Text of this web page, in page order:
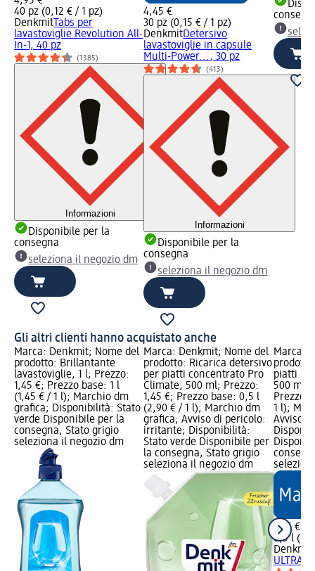
40 pz (0,12 € / 1 pz)
Denkmit Tabs per
lavastoviglie Revolution All-
In-1, 40 pz
(1385)
Informazioni
Disponibile per la
consegna
seleziona il negozio dm
4,45 €
30 pz (0,15 € / 1 pz)
DenkmitDetersivo
lavastoviglie in capsule
Multi-Power..., 30 pz
(413)
Informazioni
Disponibile per la
consegna
seleziona il negozio dm
Gli altri clienti hanno acquistato anche
Marca: Denkmit; Nome del
prodotto: Brillantante
lavastoviglie, 1 l; Prezzo:
1,45 €; Prezzo base: 1 l
(1,45 € / 1 l); Marchio dm
grafica; Disponibilità: Stato
verde Disponibile per la
consegna, Stato grigio
seleziona il negozio dm
Marca: Denkmit; Nome del
prodotto: Ricarica detersivo
per piatti concentrato Pro
Climate, 500 ml; Prezzo:
1,45 €; Prezzo base: 0,5 l
(2,90 € / 1 l); Marchio dm
grafica; Avviso di pericolo:
irritante; Disponibilità:
Stato verde Disponibile per
la consegna, Stato grigio
seleziona il negozio dm
Marca:
piatti
500 ml;
Prezzo
1 l);
Avviso
1,25 €
0,5 l
Denkmit
ULTRA